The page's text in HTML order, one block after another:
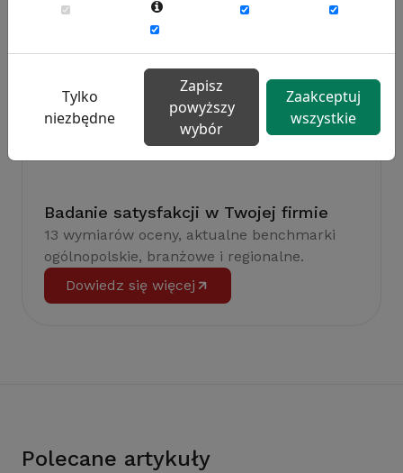
Weź udział w badaniu
Badanie satysfakcji w Twojej firmie
13 wymiarów oceny, aktualne benchmarki
ogólnopolskie, branżowe i regionalne.
Dowiedz się więcej
Polecane artykuły
Tylko
niezbędne
Zapisz
powyższy
wybór
Zaakceptuj
wszystkie